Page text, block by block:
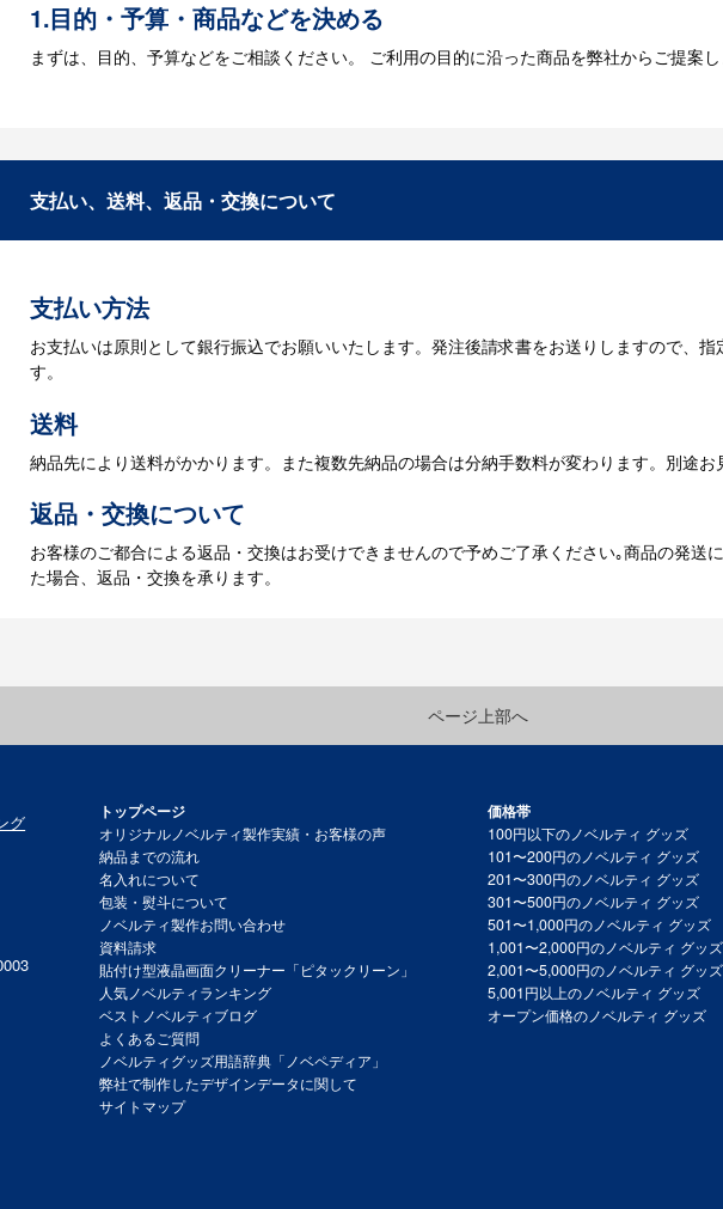
1.目的・予算・商品などを決める
まずは、目的、予算などをご相談ください。 ご利用の目的に沿った商品を弊社からご提案し
3.発注・データ入稿
お見積書を元に、製作が決定しましたら、ご注文書をお送りします。
4.納品
【名入れをする場合】データのご入稿後３週間程度で納品となります。
【名入れなしの場合】在庫がある場合、3～5営業日程度で納品となります。
支払い、送料、返品・交換について
支払い方法
お支払いは原則として銀行振込でお願いいたします。発注後請求書をお送りしますので、
す。
送料
納品先により送料がかかります。また複数先納品の場合は分納手数料が変わります。別途お
返品・交換について
お客様のご都合による返品・交換はお受けできませんので予めご了承ください｡商品の発
た場合、返品・交換を承ります。
ページ上部へ
グ
トップページ
オリジナルノベルティ製作実績・お客様の声
納品までの流れ
名入れについて
包装・熨斗について
ノベルティ製作お問い合わせ
資料請求
貼付け型液晶画面クリーナー「ピタックリーン」
人気ノベルティランキング
ベストノベルティブログ
よくあるご質問
ノベルティグッズ用語辞典「ノベペディア」
弊社で制作したデザインデータに関して
サイトマップ
価格帯
100円以下のノベルティ グッズ
101〜200円のノベルティ グッズ
201〜300円のノベルティ グッズ
301〜500円のノベルティ グッズ
501〜1,000円のノベルティ グッズ
1,001〜2,000円のノベルティ グッズ
2,001〜5,000円のノベルティ グッズ
5,001円以上のノベルティ グッズ
オープン価格のノベルティ グッズ